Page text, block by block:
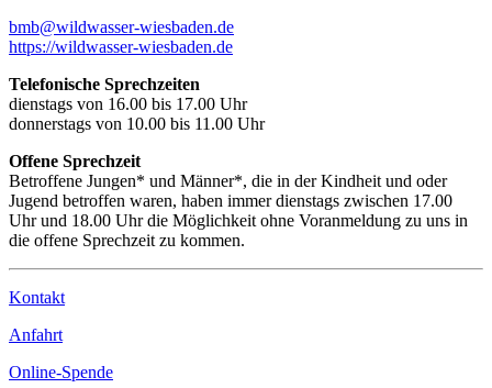
bmb@wildwasser-wiesbaden.de
https://wildwasser-wiesbaden.de
Telefonische Sprechzeiten
dienstags von 16.00 bis 17.00 Uhr
donnerstags von 10.00 bis 11.00 Uhr
Offene Sprechzeit
Betroffene Jungen* und Männer*, die in der Kindheit und oder
Jugend betroffen waren, haben immer dienstags zwischen 17.00
Uhr und 18.00 Uhr die Möglichkeit ohne Voranmeldung zu uns in
die offene Sprechzeit zu kommen.
Kontakt
Anfahrt
Online-Spende